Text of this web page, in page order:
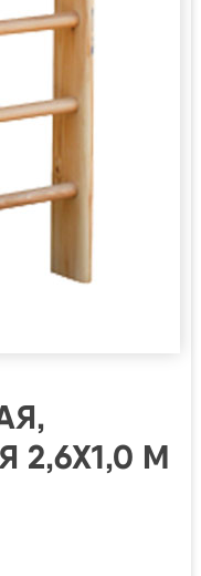
2,6Х1,0 М